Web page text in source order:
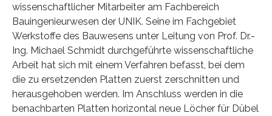
wissenschaftlicher Mitarbeiter am Fachbereich
Bauingenieurwesen der UNIK. Seine im Fachgebiet
Werkstoffe des Bauwesens unter Leitung von Prof. Dr.-
Ing. Michael Schmidt durchgeführte wissenschaftliche
Arbeit hat sich mit einem Verfahren befasst, bei dem
die zu ersetzenden Platten zuerst zerschnitten und
herausgehoben werden. Im Anschluss werden in die
benachbarten Platten horizontal neue Löcher für Dübel